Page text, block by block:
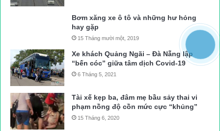
Bơm xăng xe ô tô và những hư hỏng
hay gặp
15 Tháng mười một, 2019
Xe khách Quảng Ngãi – Đà Nẵng lập
“bến cóc” giữa tâm dịch Covid-19
6 Tháng 5, 2021
Tài xế kẹp ba, đâm mẹ bầu sảy thai vi
phạm nồng độ cồn mức cực “khủng”
15 Tháng 6, 2020